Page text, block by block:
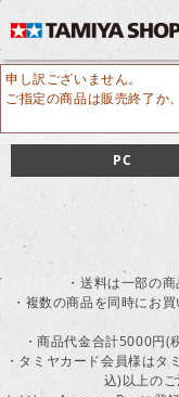
申し訳ございません。
ご指定の商品は販売終了か
PC
・送料は一部の
・複数の商品を同時にお
・商品代金合計5000円(
・タミヤカード会員様は
込)以上の